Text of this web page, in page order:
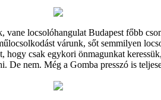
locsolóhangulat Budapest főbb
várunk, sőt semmilyen
csak egykori önmagunkat
De nem. Még a Gomba presszó is